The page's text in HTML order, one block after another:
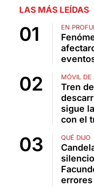
LAS MÁS LEÍDAS
EN
MÓVIL DE
Tren
sigue
con el
QUÉ DIJO